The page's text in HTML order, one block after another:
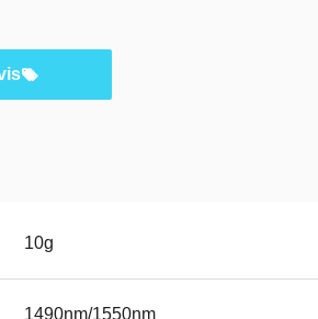
10g
1490nm/1550nm